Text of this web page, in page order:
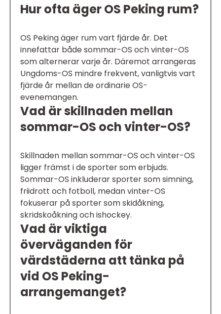
Hur ofta äger OS Peking rum?
OS Peking äger rum vart fjärde år. Det
innefattar både sommar-OS och vinter-OS
som alternerar varje år. Däremot arrangeras
Ungdoms-OS mindre frekvent, vanligtvis vart
fjärde år mellan de ordinarie OS-
evenemangen.
Vad är skillnaden mellan
sommar-OS och vinter-OS?
Skillnaden mellan sommar-OS och vinter-OS
ligger främst i de sporter som erbjuds.
Sommar-OS inkluderar sporter som simning,
friidrott och fotboll, medan vinter-OS
fokuserar på sporter som skidåkning,
skridskoåkning och ishockey.
Vad är viktiga
överväganden för
värdstäderna att tänka på
vid OS Peking-
arrangemanget?